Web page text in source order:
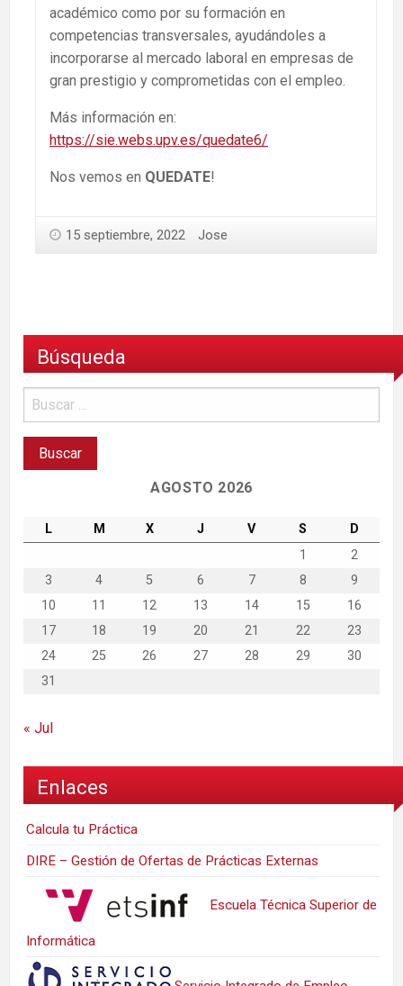
académico como por su formación en
competencias transversales, ayudándoles a
incorporarse al mercado laboral en empresas de
gran prestigio y comprometidas con el empleo.
Más información en:
https://sie.webs.upv.es/quedate6/
Nos vemos en QUEDATE!
15 septiembre, 2022 Jose
Búsqueda
AGOSTO 2026
L M X J V S
D
1
2
3
4 5 6 7 8
9
10
11 12 13 14 15
16
17
18 19 20 21 22
23
24
25 26 27 28 29
30
31
« Jul
Enlaces
Calcula tu Práctica
DIRE – Gestión de Ofertas de Prácticas Externas
Escuela Técnica Superior de
Informática